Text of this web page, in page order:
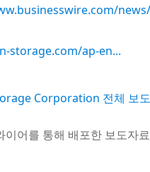
storage.com/ap-en...
Corporation 전체 보
이어를 통해 배포한 보도자